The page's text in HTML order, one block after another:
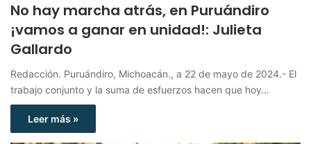
No hay marcha atrás, en Puruándiro
¡vamos a ganar en unidad!: Julieta
Gallardo
Redacción. Puruándiro, Michoacán., a 22 de mayo de 2024.- El
trabajo conjunto y la suma de esfuerzos hacen que hoy…
Leer más »